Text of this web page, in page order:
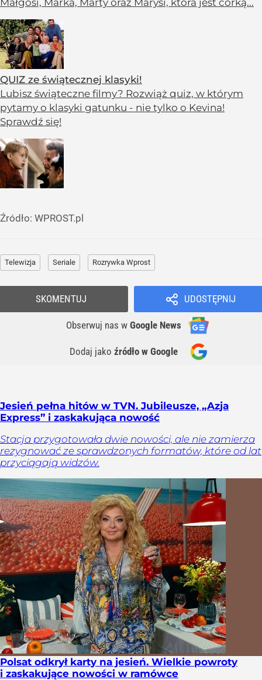
QUIZ ze świątecznej klasyki!
Lubisz świąteczne filmy? Rozwiąż quiz, w którym
pytamy o klasyki gatunku - nie tylko o Kevina!
Sprawdź się!
Źródło: WPROST.pl
Telewizja Seriale Rozrywka Wprost
UDOSTĘPNIJ
Obserwuj nas w Google News
Dodaj jako źródło w Google
SKOMENTUJ
Jesień pełna hitów w TVN. Jubileusze, „Azja
Express” i zaskakująca nowość
Stacja przygotowała dwie nowości, ale nie zamierza
rezygnować ze sprawdzonych formatów, które od lat
przyciągają widzów.
Polsat odkrył karty na jesień. Wielkie powroty
i zaskakujące nowości w ramówce